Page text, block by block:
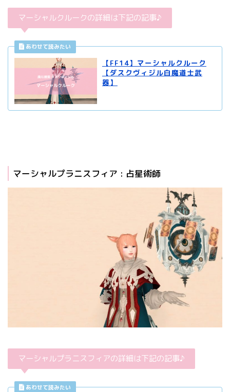
マーシャルクルークの詳細は下記の記事♪
【FF14】マーシャルクルーク
【ダスクヴィジル白魔道士武
器】
マーシャルプラニスフィア : 占星術師
マーシャルプラニスフィアの詳細は下記の記事♪